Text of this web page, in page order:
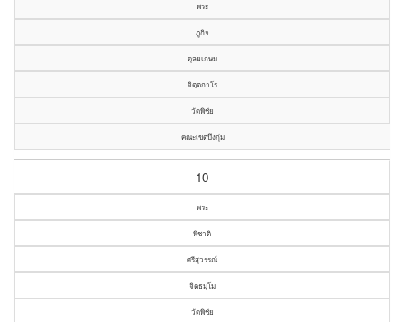
พระ
ภูกิจ
ดุลยเกษม
จิตฺตกาโร
วัดพิชัย
คณะเขตบึงกุ่ม
10
พระ
พิชาติ
ศรีสุวรรณ์
จิตธมฺโม
วัดพิชัย